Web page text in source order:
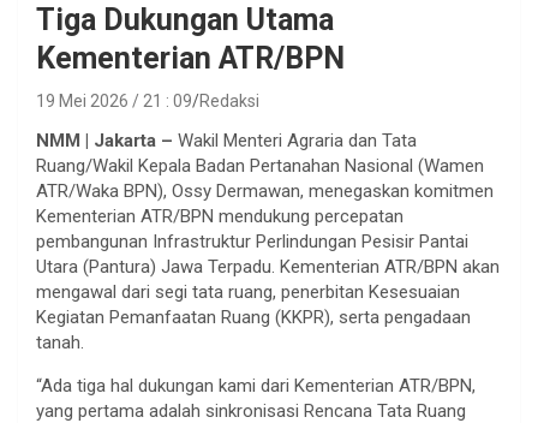
Tiga Dukungan Utama
Kementerian ATR/BPN
19 Mei 2026 / 21 : 09 Redaksi
NMM | Jakarta – Wakil Menteri Agraria dan Tata
Ruang/Wakil Kepala Badan Pertanahan Nasional (Wamen
ATR/Waka BPN), Ossy Dermawan, menegaskan komitmen
Kementerian ATR/BPN mendukung percepatan
pembangunan Infrastruktur Perlindungan Pesisir Pantai
Utara (Pantura) Jawa Terpadu. Kementerian ATR/BPN akan
mengawal dari segi tata ruang, penerbitan Kesesuaian
Kegiatan Pemanfaatan Ruang (KKPR), serta pengadaan
tanah.
“Ada tiga hal dukungan kami dari Kementerian ATR/BPN,
yang pertama adalah sinkronisasi Rencana Tata Ruang